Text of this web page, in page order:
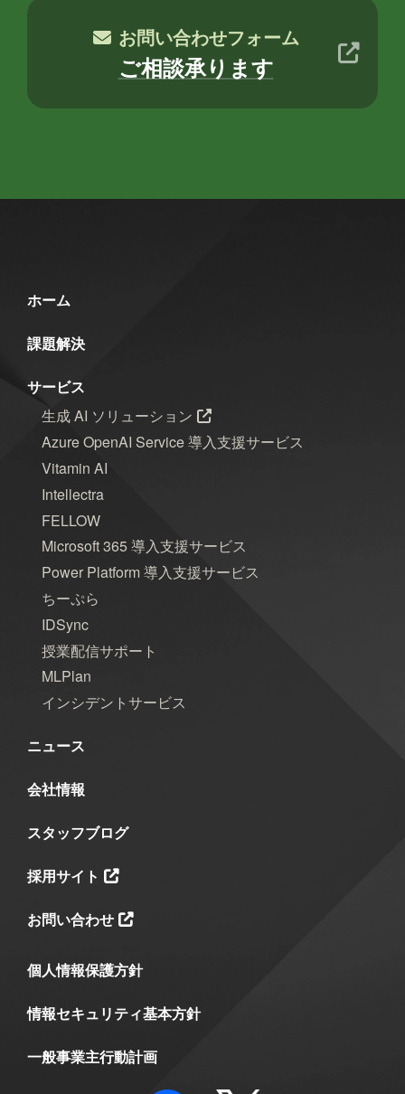
お問い合わせフォーム
ご相談承ります
ホーム
課題解決
サービス
生成 AI ソリューション
Azure OpenAI Service 導入支援サービス
Vitamin AI
Intellectra
FELLOW
Microsoft 365 導入支援サービス
Power Platform 導入支援サービス
ちーぷら
IDSync
授業配信サポート
MLPlan
インシデントサービス
ニュース
会社情報
スタッフブログ
採用サイト
お問い合わせ
個人情報保護方針
情報セキュリティ基本方針
一般事業主行動計画